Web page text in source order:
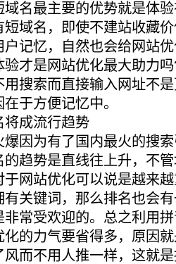
域名最主要的优势就是体
域名，即使不建站收藏
户记忆，自然也会给网站
验才是网站优化最大助力
用搜索而直接输入网址不
于方便记忆中。
成流行趋势
为有了国内最火的搜索
的趋势是直线往上升，不
网站优化可以说是越来
有关键词，那么排名也会
非常受欢迎的。总之利用
化的力气要省得多，原因
风而不用人推一样，这就